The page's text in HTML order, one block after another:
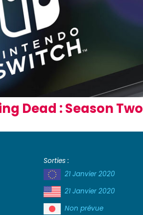
Dead : Season Two
Sorties :
21 Janvier 2020
21 Janvier 2020
Non prévue